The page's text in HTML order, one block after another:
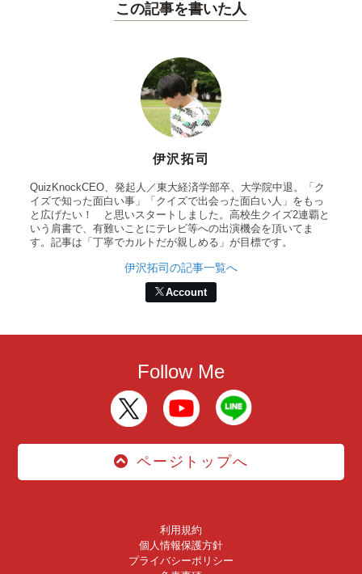
この記事を書いた人
伊沢拓司
QuizKnockCEO、発起人／東大経済学部卒、大学院中退。「ク
イズで知った面白い事」「クイズで出会った面白い人」をもっ
と広げたい！ と思いスタートしました。高校生クイズ2連覇と
いう肩書で、有難いことにテレビ等への出演機会を頂いてま
す。記事は「丁寧でカルトだが親しめる」が目標です。
伊沢拓司の記事一覧へ
Account
Follow Me
ページトップへ
利用規約
個人情報保護方針
プライバシーポリシー